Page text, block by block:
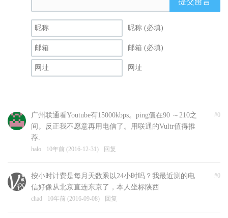
昵称 (必填)
邮箱 (必填)
网址
#0
广州联通看Youtube有15000kbps。ping值在90 ～210之
间。反正我不愿意再用电信了。用联通的Vultr值得推
荐.
halo 10年前 (2016-12-31) 回复
#0
按小时计费是每月天数乘以24小时吗？我最近测的电
信好像从北京直连东京了，本人坐标陕西
chad 10年前 (2016-09-08) 回复